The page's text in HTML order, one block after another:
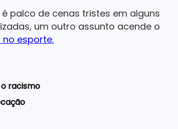
palco de cenas tristes em alguns
um outro assunto acende o
esporte.
racismo